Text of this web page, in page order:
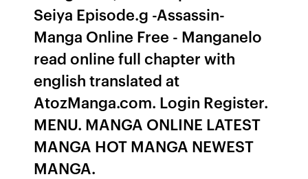
Seiya Episode.g -Assassin-
Manga Online Free - Manganelo
read online full chapter with
english translated at
AtozManga.com. Login Register.
MENU. MANGA ONLINE LATEST
MANGA HOT MANGA NEWEST
MANGA.